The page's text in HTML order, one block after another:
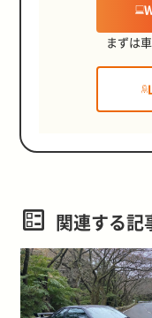
まずは
関連する記